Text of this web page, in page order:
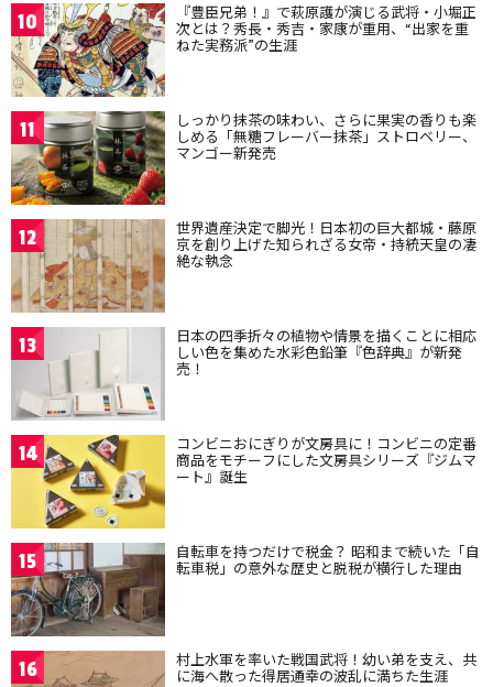
10 『豊臣兄弟！』で萩原護が演じる武将・小堀正
次とは？秀長・秀吉・家康が重用、“出家を重
ねた実務派”の生涯
11 しっかり抹茶の味わい、さらに果実の香りも楽
しめる「無糖フレーバー抹茶」ストロベリー、
マンゴー新発売
12 世界遺産決定で脚光！日本初の巨大都城・藤原
京を創り上げた知られざる女帝・持統天皇の凄
絶な執念
13 日本の四季折々の植物や情景を描くことに相応
しい色を集めた水彩色鉛筆『色辞典』が新発
売！
14 コンビニおにぎりが文房具に！コンビニの定番
商品をモチーフにした文房具シリーズ『ジムマ
ート』誕生
15 自転車を持つだけで税金？ 昭和まで続いた「自
転車税」の意外な歴史と脱税が横行した理由
16 村上水軍を率いた戦国武将！幼い弟を支え、共
に海へ散った得居通幸の波乱に満ちた生涯